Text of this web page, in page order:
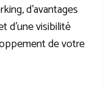
d’avantages
d’une visibilité
de votre